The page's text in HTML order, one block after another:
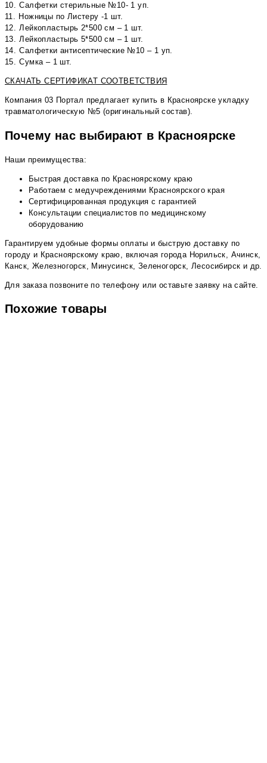
10.⁠ ⁠Салфетки стерильные №10- 1 уп.
11.⁠ ⁠Ножницы по Листеру -1 шт.
12.⁠ ⁠Лейкопластырь 2*500 см – 1 шт.
13.⁠ ⁠Лейкопластырь 5*500 см – 1 шт.
14.⁠ ⁠Салфетки антисептические №10 – 1 уп.
15.⁠ ⁠Сумка – 1 шт.
СКАЧАТЬ СЕРТИФИКАТ СООТВЕТСТВИЯ
Компания 03 Портал предлагает купить в Красноярске укладку
травматологическую №5 (оригинальный состав).
Почему нас выбирают в Красноярске
Наши преимущества:
Быстрая доставка по Красноярскому краю
Работаем с медучреждениями Красноярского края
Сертифицированная продукция с гарантией
Консультации специалистов по медицинскому
оборудованию
Гарантируем удобные формы оплаты и быструю доставку по
городу и Красноярскому краю, включая города Норильск, Ачинск,
Канск, Железногорск, Минусинск, Зеленогорск, Лесосибирск и др.
Для заказа позвоните по телефону или оставьте заявку на сайте.
Похожие товары